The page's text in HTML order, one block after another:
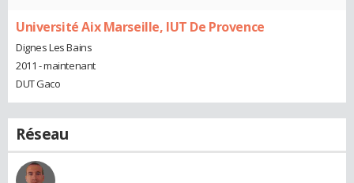
Université Aix Marseille, IUT De Provence
Dignes Les Bains
2011 - maintenant
DUT Gaco
Réseau